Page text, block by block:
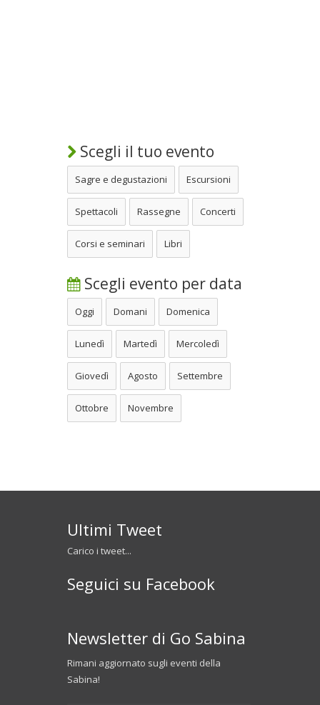
Scegli il tuo evento
Sagre e degustazioni Escursioni
Spettacoli Rassegne Concerti
Corsi e seminari Libri
Scegli evento per data
Oggi Domani Domenica
Lunedì Martedì Mercoledì
Giovedì Agosto Settembre
Ottobre Novembre
Ultimi Tweet
Carico i tweet...
Seguici su Facebook
Newsletter di Go Sabina
Rimani aggiornato sugli eventi della
Sabina!